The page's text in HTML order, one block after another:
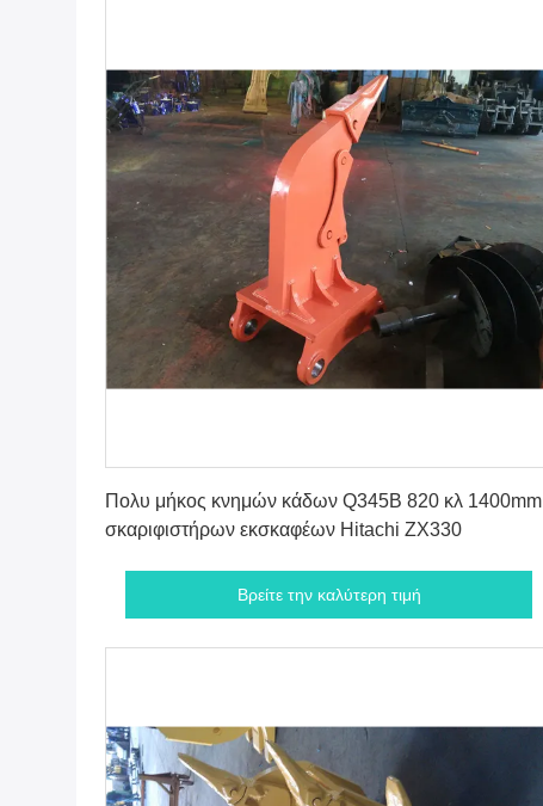
Πολυ μήκος κνημών κάδων Q345B 820 κλ 1400mm
σκαριφιστήρων εκσκαφέων Hitachi ZX330
Βρείτε την καλύτερη τιμή